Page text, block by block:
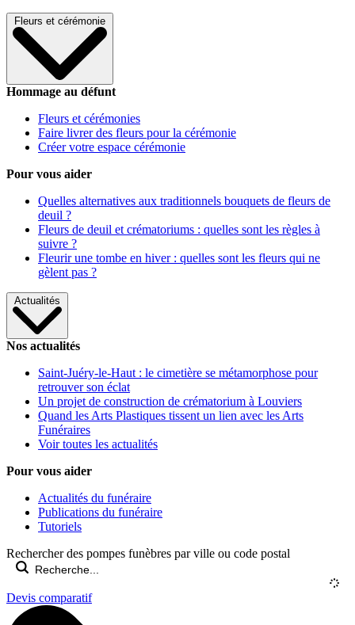
Fleurs et cérémonie
Hommage au défunt
Fleurs et cérémonies
Faire livrer des fleurs pour la cérémonie
Créer votre espace cérémonie
Pour vous aider
Quelles alternatives aux traditionnels bouquets de fleurs de
deuil ?
Fleurs de deuil et crématoriums : quelles sont les règles à
suivre ?
Fleurir une tombe en hiver : quelles sont les fleurs qui ne
gèlent pas ?
Actualités
Nos actualités
Saint-Juéry-le-Haut : le cimetière se métamorphose pour
retrouver son éclat
Un projet de construction de crématorium à Louviers
Quand les Arts Plastiques tissent un lien avec les Arts
Funéraires
Voir toutes les actualités
Pour vous aider
Actualités du funéraire
Publications du funéraire
Tutoriels
Rechercher des pompes funèbres par ville ou code postal
Devis comparatif